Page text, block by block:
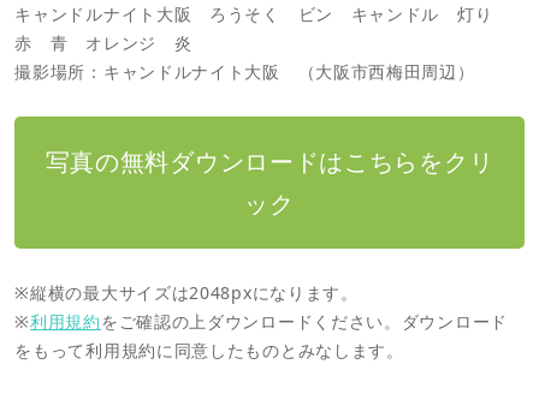
キャンドルナイト大阪 ろうそく ビン キャンドル 灯り
赤 青 オレンジ 炎
撮影場所：キャンドルナイト大阪 （大阪市西梅田周辺）
写真の無料ダウンロードはこちらをクリ
ック
※縦横の最大サイズは2048pxになります。
※利用規約をご確認の上ダウンロードください。ダウンロード
をもって利用規約に同意したものとみなします。